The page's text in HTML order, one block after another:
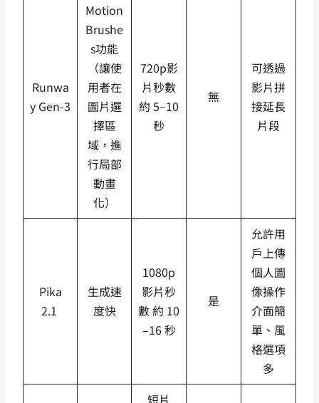
Runwa
y Gen-3
Motion
Brushe
s功能
（讓使
用者在
圖片選
擇區
域，進
行局部
動畫
化）
720p影
片秒數
約 5–10
秒
無
可透過
影片拼
接延長
片段
Pika
2.1
生成速
度快
1080p
影片秒
數 約 10
–16 秒
是
允許用
戶上傳
個人圖
像操作
介面簡
單、風
格選項
多
短片